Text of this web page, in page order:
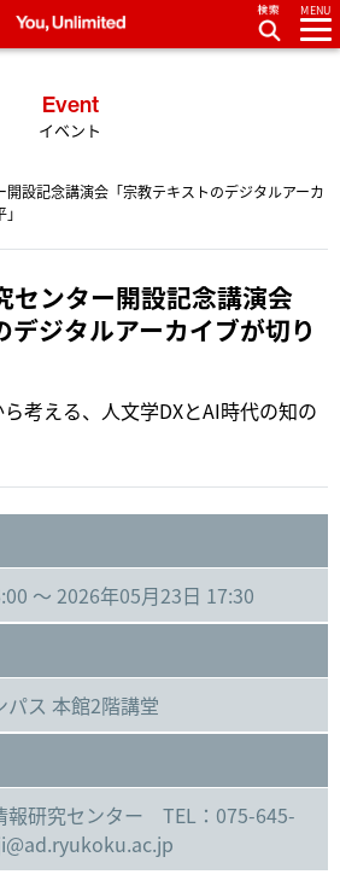
学 You, Unlimited
MENU
Event
イベント
設記念講演会「宗教テキストのデジタルアーカ
センター開設記念講演会
デジタルアーカイブが切り
ら考える、人文学DXとAI時代の知の
～ 2026年05月23日 17:30
ス 本館2階講堂
報研究センター TEL：075-645-